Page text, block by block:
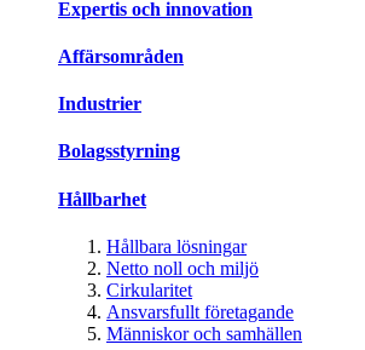
Expertis och innovation
Affärsområden
Industrier
Bolagsstyrning
Hållbarhet
Hållbara lösningar
Netto noll och miljö
Cirkularitet
Ansvarsfullt företagande
Människor och samhällen